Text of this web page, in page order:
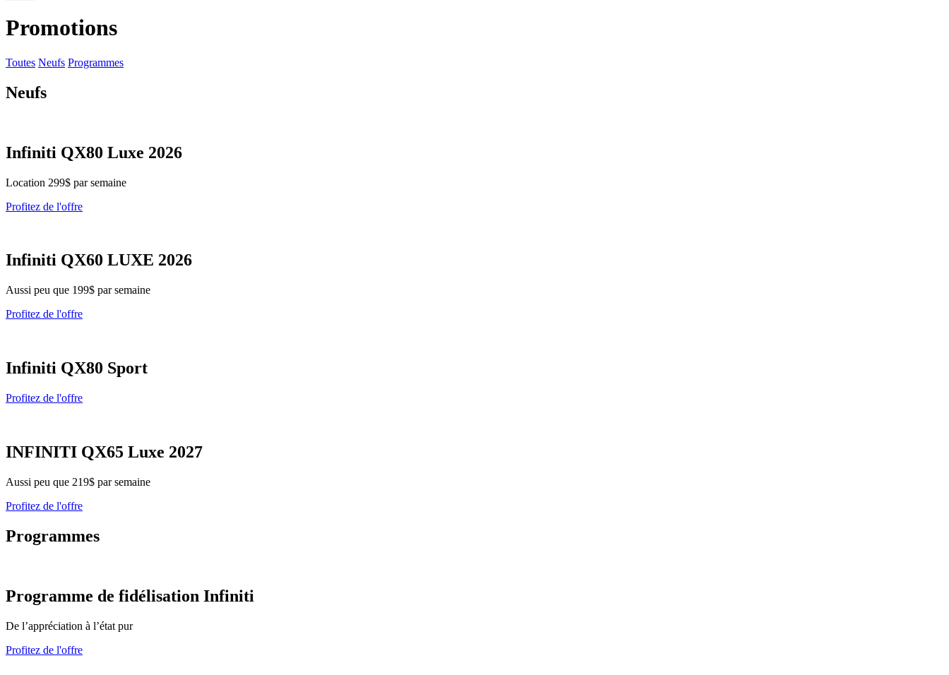
Promotions
Toutes Neufs Programmes
Neufs
Infiniti QX80 Luxe 2026
Location 299$ par semaine
Profitez de l'offre
Infiniti QX60 LUXE 2026
Aussi peu que 199$ par semaine
Profitez de l'offre
Infiniti QX80 Sport
Profitez de l'offre
INFINITI QX65 Luxe 2027
Aussi peu que 219$ par semaine
Profitez de l'offre
Programmes
Programme de fidélisation Infiniti
De l’appréciation à l’état pur
Profitez de l'offre